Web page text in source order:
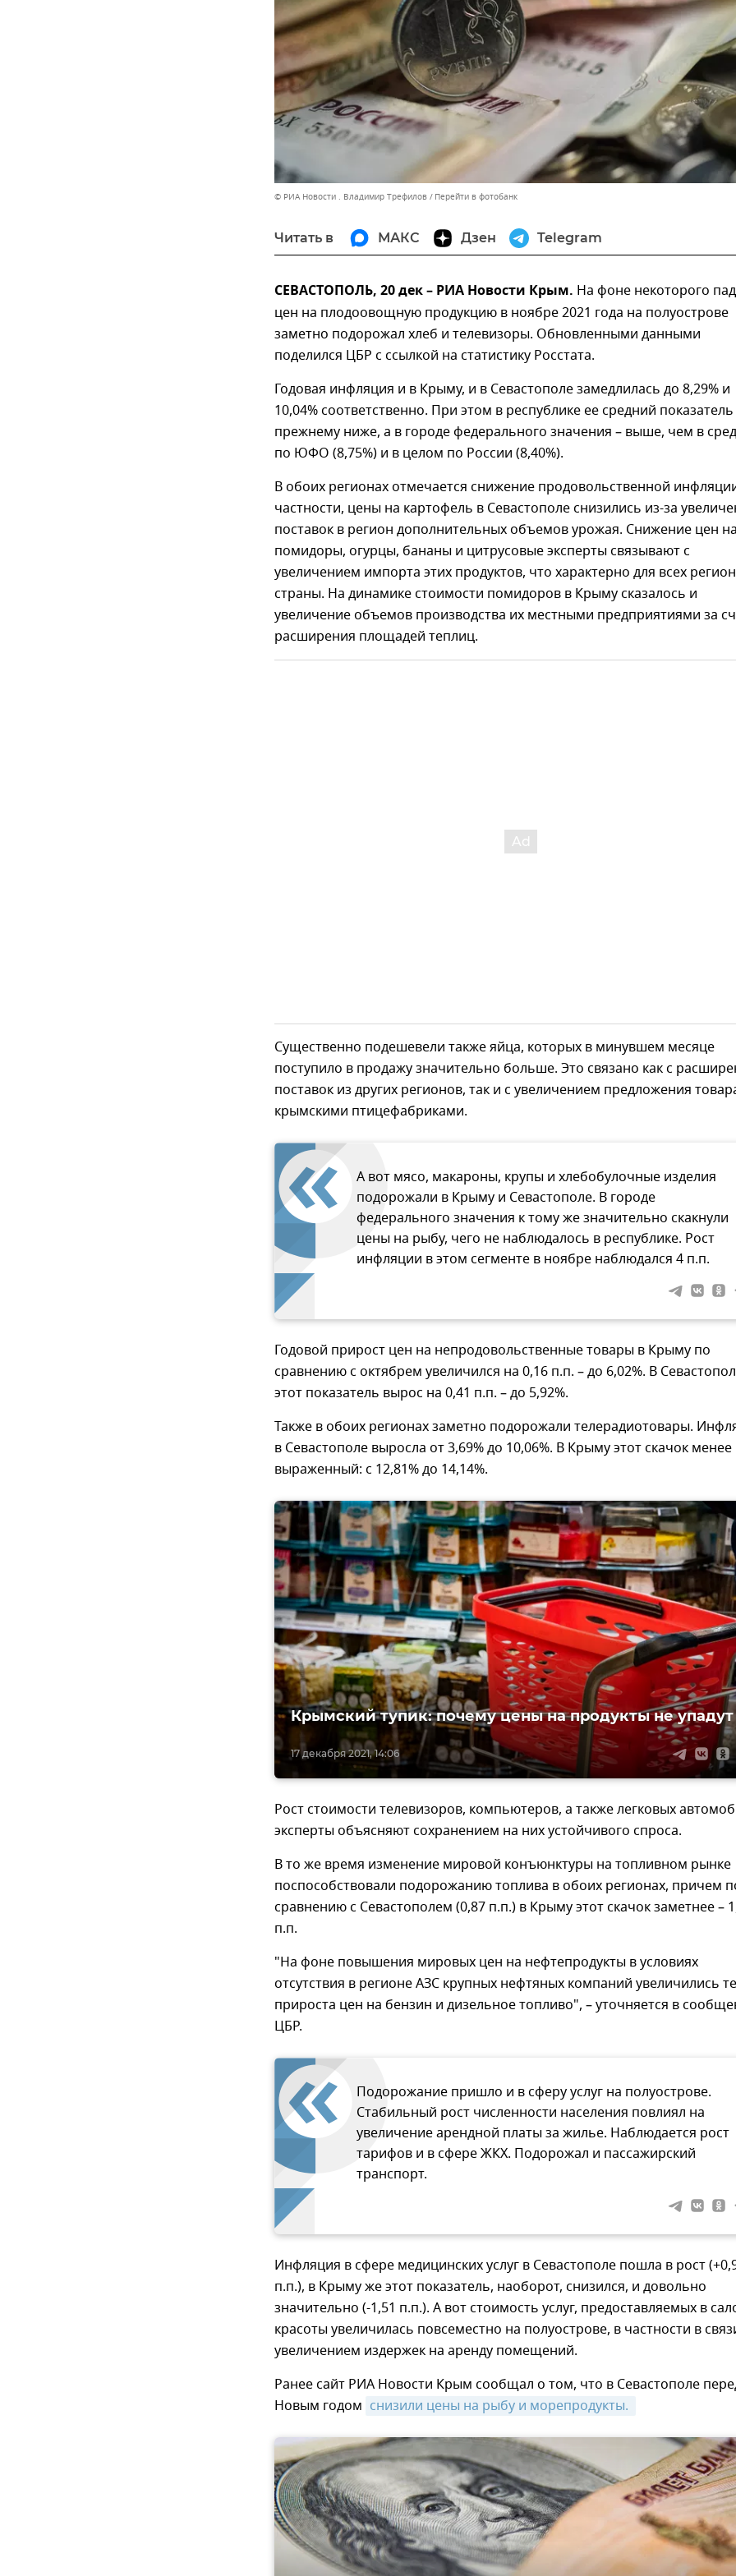
© РИА Новости . Владимир Трефилов Перейти в фотобанк
Читать в МАКС Дзен Telegram
СЕВАСТОПОЛЬ, 20 дек – РИА Новости Крым. На фоне некоторого
цен на плодоовощную продукцию в ноябре 2021 года на полуострове
заметно подорожал хлеб и телевизоры. Обновленными данными
поделился ЦБР с ссылкой на статистику Росстата.
Годовая инфляция и в Крыму, и в Севастополе замедлилась до 8,29% и
10,04% соответственно. При этом в республике ее средний
прежнему ниже, а в городе федерального значения – выше, чем в
по ЮФО (8,75%) и в целом по России (8,40%).
В обоих регионах отмечается снижение продовольственной
частности, цены на картофель в Севастополе снизились из-за
поставок в регион дополнительных объемов урожая. Снижение цен на
помидоры, огурцы, бананы и цитрусовые эксперты связывают с
увеличением импорта этих продуктов, что характерно для всех
страны. На динамике стоимости помидоров в Крыму сказалось и
увеличение объемов производства их местными предприятиями за
расширения площадей теплиц.
Существенно подешевели также яйца, которых в минувшем месяце
поступило в продажу значительно больше. Это связано как с
поставок из других регионов, так и с увеличением предложения
крымскими птицефабриками.
А вот мясо, макароны, крупы и хлебобулочные изделия
подорожали в Крыму и Севастополе. В городе
федерального значения к тому же значительно скакнули
цены на рыбу, чего не наблюдалось в республике. Рост
инфляции в этом сегменте в ноябре наблюдался 4 п.п.
Годовой прирост цен на непродовольственные товары в Крыму по
сравнению с октябрем увеличился на 0,16 п.п. – до 6,02%. В
этот показатель вырос на 0,41 п.п. – до 5,92%.
Также в обоих регионах заметно подорожали телерадиотовары.
в Севастополе выросла от 3,69% до 10,06%. В Крыму этот скачок менее
выраженный: с 12,81% до 14,14%.
17 декабря 2021, 14:06
Крымский тупик: почему цены на продукты не упадут
Рост стоимости телевизоров, компьютеров, а также легковых
эксперты объясняют сохранением на них устойчивого спроса.
В то же время изменение мировой конъюнктуры на топливном рынке
поспособствовали подорожанию топлива в обоих регионах, причем
сравнению с Севастополем (0,87 п.п.) в Крыму этот скачок заметнее –
п.п.
"На фоне повышения мировых цен на нефтепродукты в условиях
отсутствия в регионе АЗС крупных нефтяных компаний увеличились
прироста цен на бензин и дизельное топливо", – уточняется в
ЦБР.
Подорожание пришло и в сферу услуг на полуострове.
Стабильный рост численности населения повлиял на
увеличение арендной платы за жилье. Наблюдается рост
тарифов и в сфере ЖКХ. Подорожал и пассажирский
транспорт.
Инфляция в сфере медицинских услуг в Севастополе пошла в рост
п.п.), в Крыму же этот показатель, наоборот, снизился, и довольно
значительно (-1,51 п.п.). А вот стоимость услуг, предоставляемых в
красоты увеличилась повсеместно на полуострове, в частности в
увеличением издержек на аренду помещений.
Ранее сайт РИА Новости Крым сообщал о том, что в Севастополе
Новым годом снизили цены на рыбу и морепродукты.